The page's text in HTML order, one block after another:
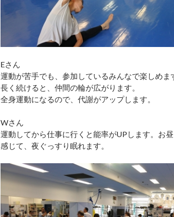
Eさん
運動が苦手でも、参加しているみんなで楽しめま
長く続けると、仲間の輪が広がります。
全身運動になるので、代謝がアップします。
Wさん
運動してから仕事に行くと能率がUPします。お
感じて、夜ぐっすり眠れます。